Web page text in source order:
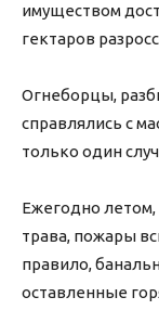
имуществом
гектаров
Огнеборцы,
справлялись с
только один
Ежегодно летом,
трава, пожары
правило,
оставленные